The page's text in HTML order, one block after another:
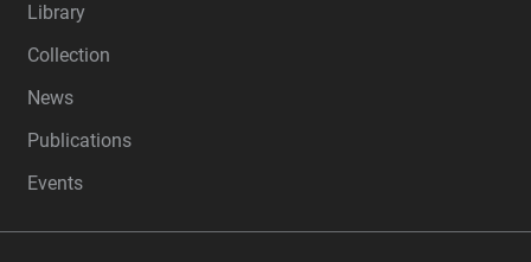
Library
Collection
News
Publications
Events